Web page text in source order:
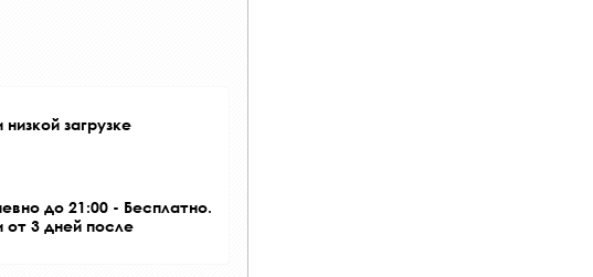
загрузке
до 21:00 - Бесплатно.
от 3 дней после